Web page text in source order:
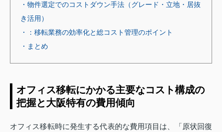
・物件選定でのコストダウン手法（グレード・立地・居抜
き活用）
・：移転業務の効率化と総コスト管理のポイント
・まとめ
オフィス移転にかかる主要なコスト構成の
把握と大阪特有の費用傾向
オフィス移転時に発生する代表的な費用項目は、「原状回復